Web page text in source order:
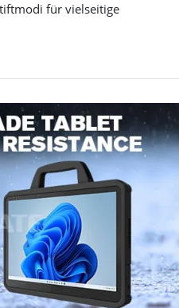
für vielseitige